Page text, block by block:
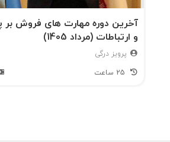
آخرین دوره مهارت های فروش بر
و ارتباطات (مرداد 1405)
پرویز درگی